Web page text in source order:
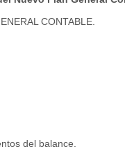
CONTABLE.
del balance.